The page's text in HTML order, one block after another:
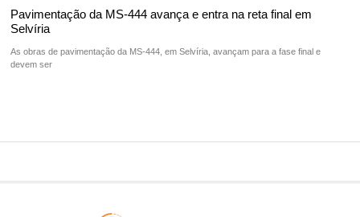
Pavimentação da MS-444 avança e entra na reta final em
Selvíria
As obras de pavimentação da MS-444, em Selvíria, avançam para a fase final e
devem ser